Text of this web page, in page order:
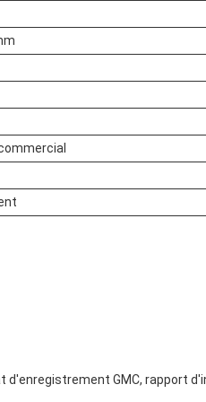
d'enregistrement GMC, rapport